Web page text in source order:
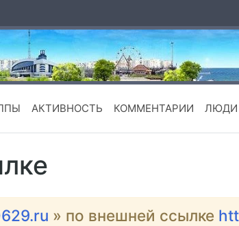
АКТИВНОСТЬ КОММЕНТАРИИ ЛЮДИ
» по внешней ссылке